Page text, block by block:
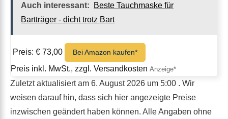
Auch interessant:
Beste Tauchmaske für
Bartträger - dicht trotz Bart
Preis: € 73,00 Bei Amazon kaufen*
Preis inkl. MwSt., zzgl. Versandkosten
Zuletzt aktualisiert am 6. August 2026 um 5:00 . Wir
weisen darauf hin, dass sich hier angezeigte Preise
inzwischen geändert haben können. Alle Angaben ohne